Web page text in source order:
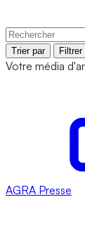
Trier par Filtrer
Votre média
AGRA Presse